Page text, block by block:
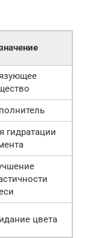
гидратации
цвета